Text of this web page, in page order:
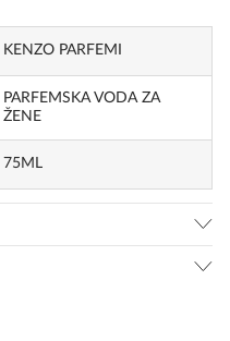
KENZO PARFEMI
PARFEMSKA VODA ZA
ŽENE
75ML